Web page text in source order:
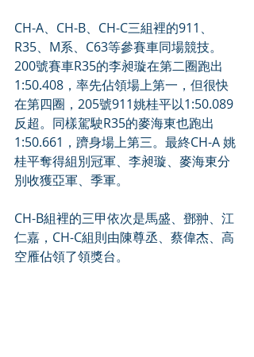
CH-A、CH-B、CH-C三組裡的911、
R35、M系、C63等參賽車同場競技。
200號賽車R35的李昶璇在第二圈跑出
1:50.408，率先佔領場上第一，但很快
在第四圈，205號911姚桂平以1:50.089
反超。同樣駕駛R35的麥海東也跑出
1:50.661，躋身場上第三。最終CH-A 姚
桂平奪得組別冠軍、李昶璇、麥海東分
別收獲亞軍、季軍。
CH-B組裡的三甲依次是馬盛、鄧翀、江
仁嘉，CH-C組則由陳尊丞、蔡偉杰、高
空雁佔領了領獎台。